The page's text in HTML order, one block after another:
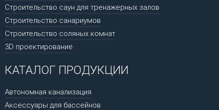
Строительство саун для тренажерных залов
Строительство санариумов
Строительство соляных комнат
3D проектирование
КАТАЛОГ ПРОДУКЦИИ
Автономная канализация
Аксессуары для бассейнов